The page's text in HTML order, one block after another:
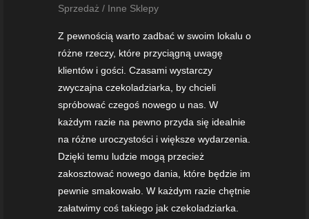
Sprzedaż / Inne Sklepy
Z pewnością warto zadbać w swoim lokalu o
różne rzeczy, które przyciągną uwagę
klientów i gości. Czasami wystarczy
zwyczajna czekoladziarka, by chcieli
spróbować czegoś nowego u nas. W
każdym razie na pewno przyda się idealnie
na różne uroczystości i większe wydarzenia.
Dzięki temu ludzie mogą przecież
zakosztować nowego dania, które będzie im
pewnie smakowało. W każdym razie chętnie
załatwimy coś takiego jak czekoladziarka.